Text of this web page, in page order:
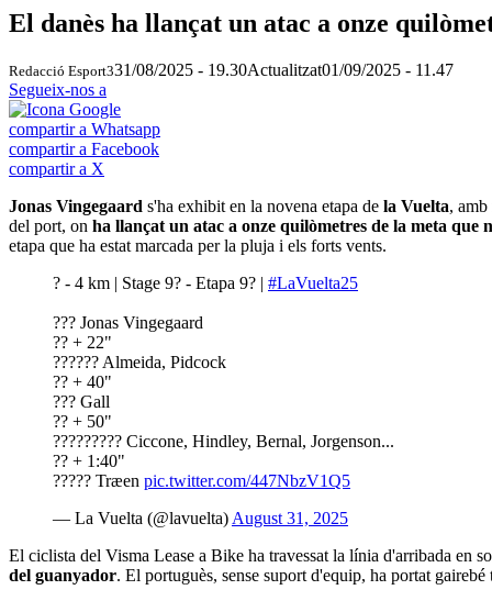
El danès ha llançat un atac a onze
Redacció Esport331/08/2025 - 19.30Actualitzat01/09/2025 - 11.47
Segueix-nos a
compartir a Whatsapp
compartir a Facebook
compartir a X
Jonas Vingegaard s'ha exhibit en la novena etapa de la Vuelta, amb
del port, on ha llançat un atac a onze quilòmetres de la meta que
etapa que ha estat marcada per la pluja i els forts vents.
? - 4 km | Stage 9? - Etapa 9? | #LaVuelta25
?‍?? Jonas Vingegaard
?? + 22"
?‍???‍?? Almeida, Pidcock
?? + 40"
?‍?? Gall
?? + 50"
?‍???‍???‍?? Ciccone, Hindley, Bernal, Jorgenson...
?? + 1:40"
?‍???? Træen pic.twitter.com/447NbzV1Q5
— La Vuelta (@lavuelta) August 31, 2025
El ciclista del Visma Lease a Bike ha travessat la línia d'arribada en
del guanyador. El portuguès, sense suport d'equip, ha portat